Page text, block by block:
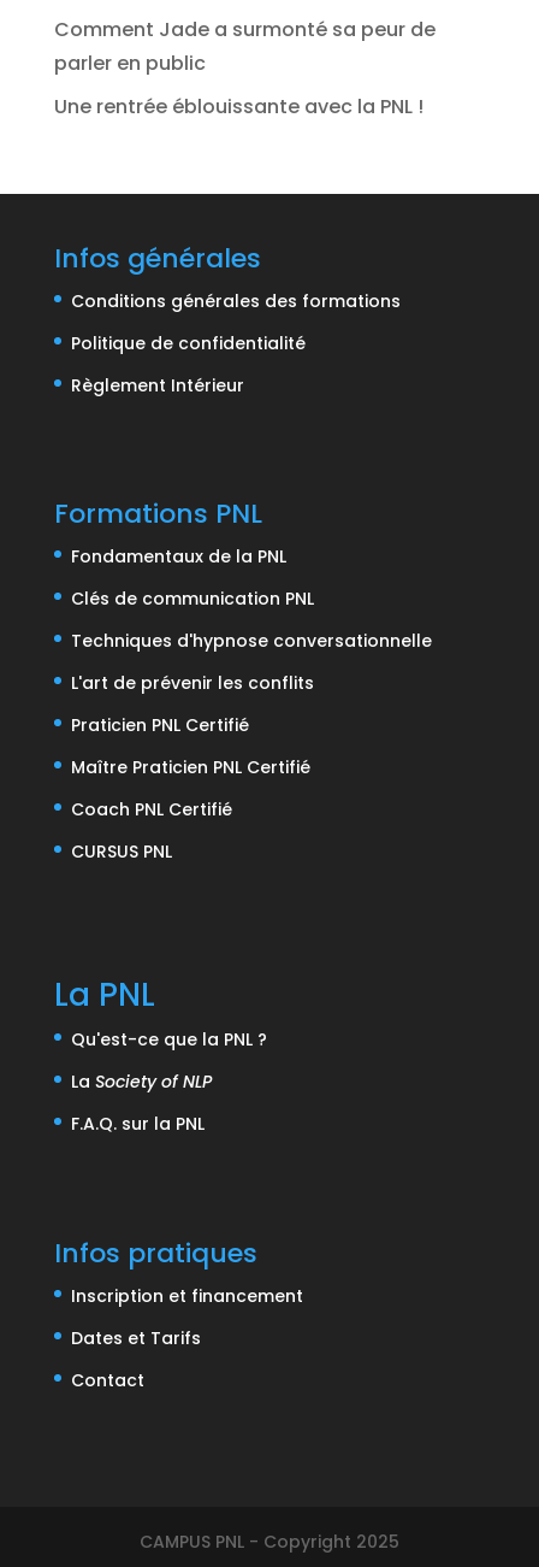
Comment Jade a surmonté sa peur de
parler en public
Une rentrée éblouissante avec la PNL !
Infos générales
Conditions générales des formations
Politique de confidentialité
Règlement Intérieur
Formations PNL
Fondamentaux de la PNL
Clés de communication PNL
Techniques d'hypnose conversationnelle
L'art de prévenir les conflits
Praticien PNL Certifié
Maître Praticien PNL Certifié
Coach PNL Certifié
CURSUS PNL
La PNL
Qu'est-ce que la PNL ?
La Society of NLP
F.A.Q. sur la PNL
Infos pratiques
Inscription et financement
Dates et Tarifs
Contact
CAMPUS PNL - Copyright 2025